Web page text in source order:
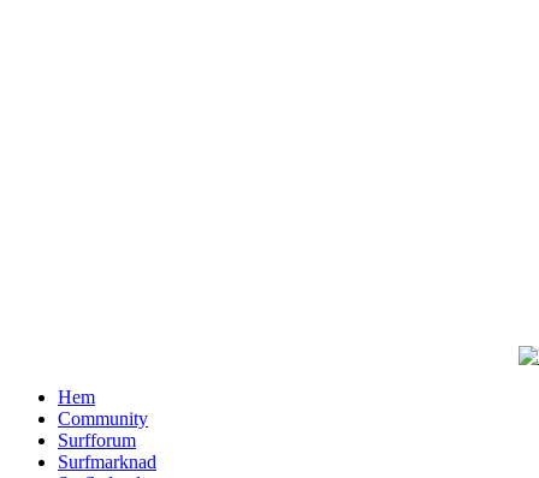
Hem
Community
Surfforum
Surfmarknad